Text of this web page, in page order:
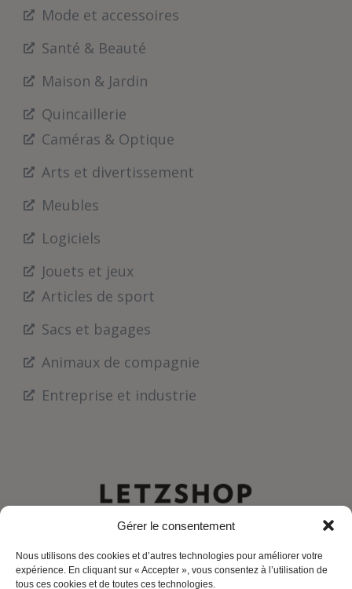
Gérer le consentement
Nous utilisons des cookies et d’autres technologies pour améliorer votre
expérience. En cliquant sur « Accepter », vous consentez à l’utilisation de
tous ces cookies et de toutes ces technologies.
Mode et accessoires
Santé & Beauté
Maison & Jardin
Quincaillerie
Caméras & Optique
Arts et divertissement
Meubles
Logiciels
Jouets et jeux
Articles de sport
Sacs et bagages
Animaux de compagnie
Entreprise et industrie